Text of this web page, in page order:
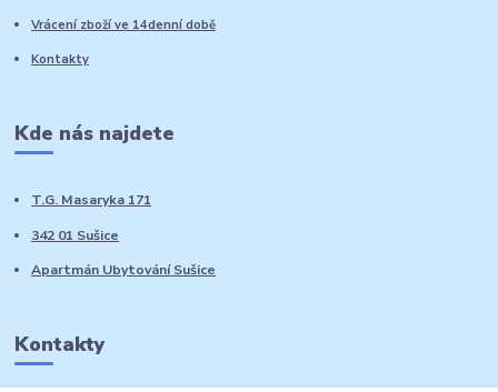
Vrácení zboží ve 14denní době
Kontakty
Kde nás najdete
T.G. Masaryka 171
342 01 Sušice
Apartmán Ubytování Sušice
Kontakty